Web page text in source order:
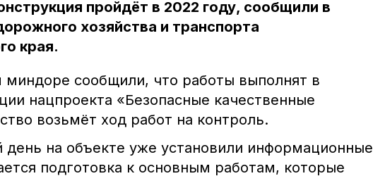
пройдёт в 2022 году, сообщили в
хозяйства и транспорта
края.
миндоре сообщили, что работы выполнят в
нацпроекта «Безопасные качественные
возьмёт ход работ на контроль.
день на объекте уже установили информационные
подготовка к основным работам, которые